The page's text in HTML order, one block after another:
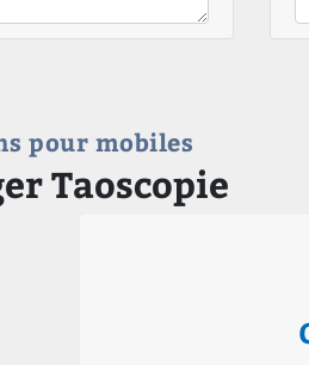
pour mobiles
Taoscopie